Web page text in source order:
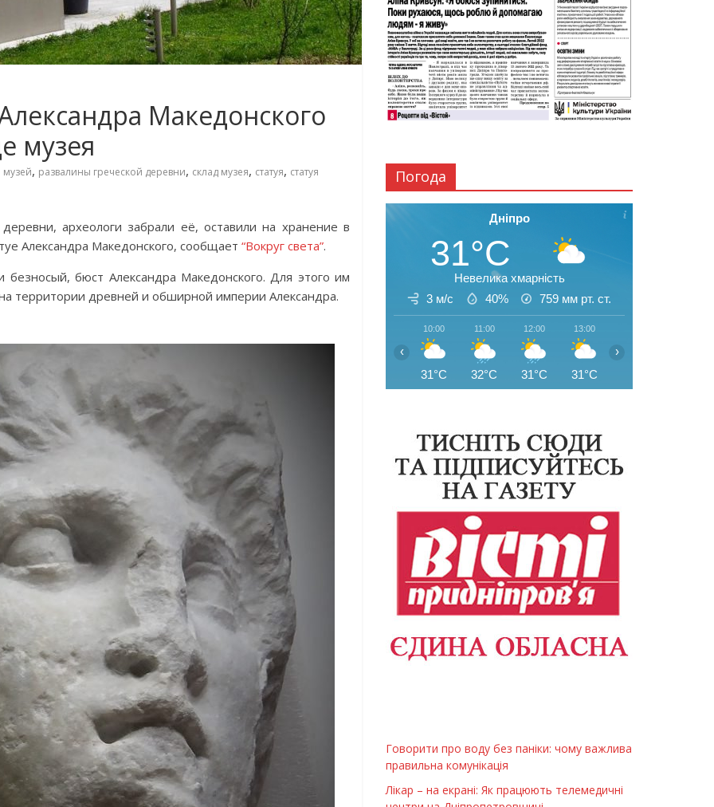
Македонского
музея
музей, развалины греческой деревни, склад музея, статуя, статуя
археологи забрали её, оставили на хранение в
Александра Македонского, сообщает “Вокруг света”.
бюст Александра Македонского. Для этого им
территории древней и обширной империи Александра.
Погода
Дніпро
31°C
Невелика хмарність
3 м/с
40% 759 мм рт. ст.
10:00
31°C
11:00
32°C
12:00
31°C
13:00
31°C
‹ ›
Говорити про воду без паніки: чому важлива
правильна комунікація
Лікар – на екрані: Як працюють телемедичні